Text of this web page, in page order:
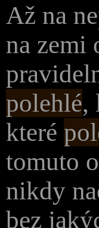
Až na
na zemi
polehlé,
které
tomuto
nikdy
bez